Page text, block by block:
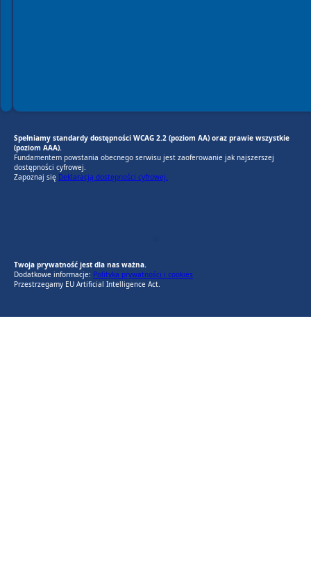
Spełniamy standardy dostępności WCAG 2.2 (poziom AA) oraz prawie wszystkie
(poziom AAA).
Fundamentem powstania obecnego serwisu jest zaoferowanie jak najszerszej
dostępności cyfrowej.
Zapoznaj się Deklaracją dostępności cyfrowej.
Twoja prywatność jest dla nas ważna.
Dodatkowe informacje: Polityka prywatności i cookies
Przestrzegamy EU Artificial Intelligence Act.